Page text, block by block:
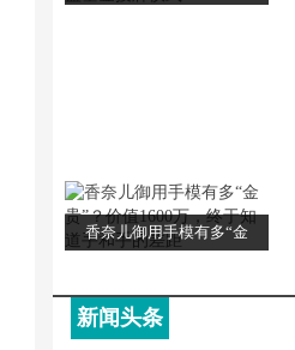
香奈儿御用手模有多“金
新闻头条